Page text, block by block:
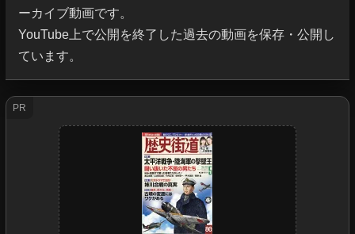
ーカイブ動画です。
YouTube上で公開を終了した過去の動画を保存・公開し
ています。
PR